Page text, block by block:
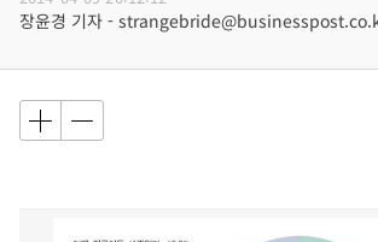
장윤경 기자 -